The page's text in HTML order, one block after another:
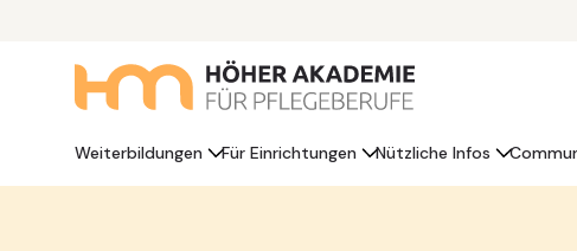
Weiterbildungen Für Einrichtungen Nützliche Infos